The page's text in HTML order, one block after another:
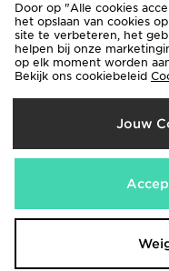
België
Wij accepteren
Bezoek onze
Door op "Alle cookies
het opslaan van cookies
site te verbeteren, het
helpen bij onze
op elk moment worden
Bekijk ons cookiebeleid
Jouw